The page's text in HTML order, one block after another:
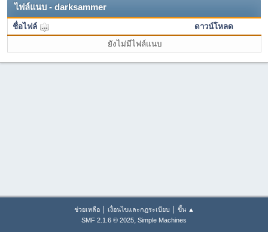
ไฟล์แนบ - darksammer
ชื่อไฟล์
ดาวน์โหลด
ยังไม่มีไฟล์แนบ
ช่วยเหลือ| เงื่อนไขและกฎระเบียบ | ขึ้น ▲
SMF 2.1.6 © 2025, Simple Machines